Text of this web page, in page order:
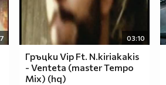
03:10
Гръцки Vip Ft. N.kiriakakis
- Venteta (master Tempo
Mix) (hq)